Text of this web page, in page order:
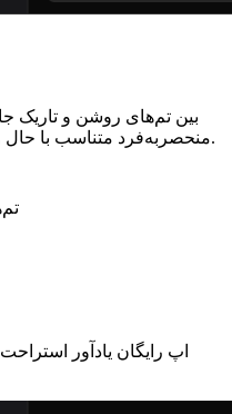
بین تم‌های روشن و تاریک
منحصربه‌فرد متناسب با حال و هوا و فضای کاری خود انتخاب کنید.
اپ رایگان یادآور